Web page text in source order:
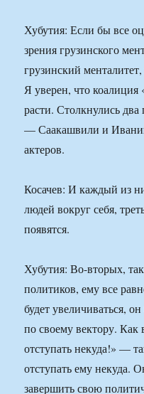
Хубутия: Если бы все
зрения грузинского
грузинский
Я уверен, что коалиция
расти. Столкнулись два
— Саакашвили и
актеров.
Косачев: И каждый из
людей вокруг себя,
появятся.
Хубутия: Во-вторых,
политиков, ему все
будет увеличиваться,
по своему вектору.
отступать некуда!» —
отступать ему некуда.
завершить свою